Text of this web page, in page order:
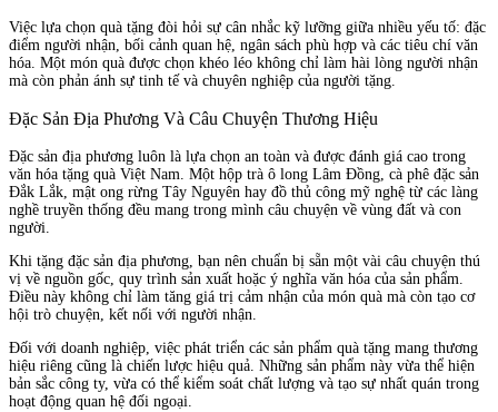
Việc lựa chọn quà tặng đòi hỏi sự cân nhắc kỹ lưỡng giữa nhiều yếu tố: đặc
điểm người nhận, bối cảnh quan hệ, ngân sách phù hợp và các tiêu chí văn
hóa. Một món quà được chọn khéo léo không chỉ làm hài lòng người nhận
mà còn phản ánh sự tinh tế và chuyên nghiệp của người tặng.
Đặc Sản Địa Phương Và Câu Chuyện Thương Hiệu
Đặc sản địa phương luôn là lựa chọn an toàn và được đánh giá cao trong
văn hóa tặng quà Việt Nam. Một hộp trà ô long Lâm Đồng, cà phê đặc sản
Đắk Lắk, mật ong rừng Tây Nguyên hay đồ thủ công mỹ nghệ từ các làng
nghề truyền thống đều mang trong mình câu chuyện về vùng đất và con
người.
Khi tặng đặc sản địa phương, bạn nên chuẩn bị sẵn một vài câu chuyện thú
vị về nguồn gốc, quy trình sản xuất hoặc ý nghĩa văn hóa của sản phẩm.
Điều này không chỉ làm tăng giá trị cảm nhận của món quà mà còn tạo cơ
hội trò chuyện, kết nối với người nhận.
Đối với doanh nghiệp, việc phát triển các sản phẩm quà tặng mang thương
hiệu riêng cũng là chiến lược hiệu quả. Những sản phẩm này vừa thể hiện
bản sắc công ty, vừa có thể kiểm soát chất lượng và tạo sự nhất quán trong
hoạt động quan hệ đối ngoại.